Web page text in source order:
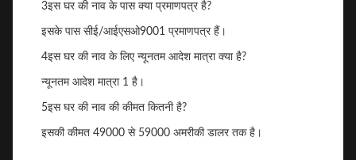
3इस घर की नाव के पास क्या प्रमाणपत्र है?
इसके पास सीई/आईएसओ9001 प्रमाणपत्र हैं।
4इस घर की नाव के लिए न्यूनतम आदेश मात्रा क्या है?
न्यूनतम आदेश मात्रा 1 है।
5इस घर की नाव की कीमत कितनी है?
इसकी कीमत 49000 से 59000 अमरीकी डालर तक है।